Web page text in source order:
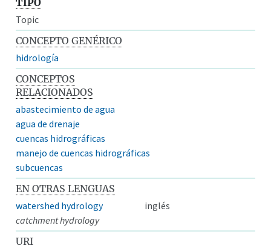
Topic
CONCEPTO GENÉRICO
hidrología
CONCEPTOS
RELACIONADOS
abastecimiento de agua
agua de drenaje
cuencas hidrográficas
manejo de cuencas hidrográficas
subcuencas
EN OTRAS LENGUAS
watershed hydrology
inglés
catchment hydrology
URI